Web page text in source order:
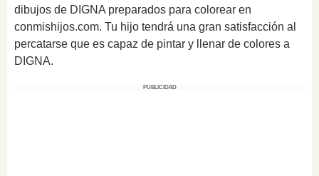
dibujos de DIGNA preparados para colorear en
conmishijos.com. Tu hijo tendrá una gran satisfacción al
percatarse que es capaz de pintar y llenar de colores a
DIGNA.
PUBLICIDAD